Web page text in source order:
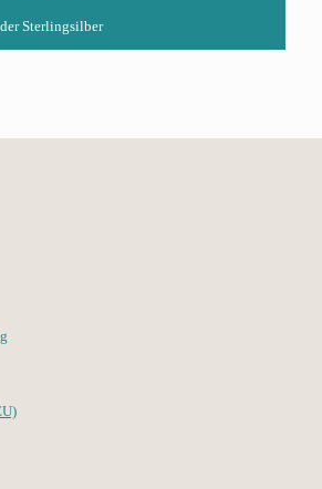
Sterlingsilber